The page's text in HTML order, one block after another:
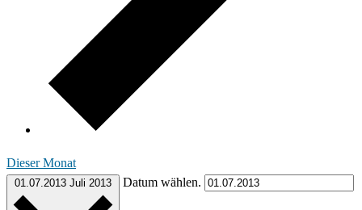
Dieser Monat
01.07.2013 Juli 2013 Datum wählen.